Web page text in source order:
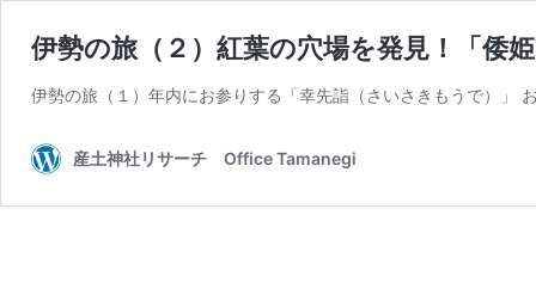
伊勢の旅（２）紅葉の穴場を発見！「倭
伊勢の旅（１）年内にお参りする「幸先詣（さいさきもうで）
産土神社リサーチ Office Tamanegi